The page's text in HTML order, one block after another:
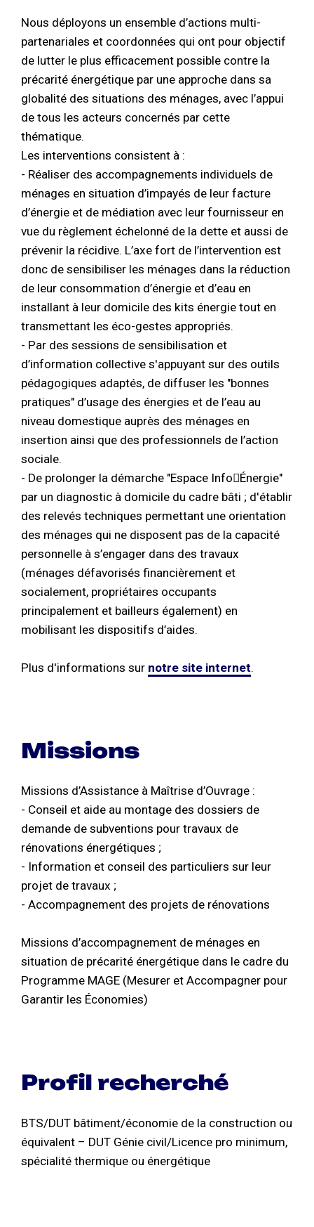
Nous déployons un ensemble d’actions multi-
partenariales et coordonnées qui ont pour objectif
de lutter le plus efficacement possible contre la
précarité énergétique par une approche dans sa
globalité des situations des ménages, avec l’appui
de tous les acteurs concernés par cette
thématique.
Les interventions consistent à :
- Réaliser des accompagnements individuels de
ménages en situation d’impayés de leur facture
d’énergie et de médiation avec leur fournisseur en
vue du règlement échelonné de la dette et aussi de
prévenir la récidive. L’axe fort de l’intervention est
donc de sensibiliser les ménages dans la réduction
de leur consommation d’énergie et d’eau en
installant à leur domicile des kits énergie tout en
transmettant les éco-gestes appropriés.
- Par des sessions de sensibilisation et
d’information collective s'appuyant sur des outils
pédagogiques adaptés, de diffuser les "bonnes
pratiques" d’usage des énergies et de l’eau au
niveau domestique auprès des ménages en
insertion ainsi que des professionnels de l’action
sociale.
- De prolonger la démarche "Espace InfoÉnergie"
par un diagnostic à domicile du cadre bâti ; d'établir
des relevés techniques permettant une orientation
des ménages qui ne disposent pas de la capacité
personnelle à s’engager dans des travaux
(ménages défavorisés financièrement et
socialement, propriétaires occupants
principalement et bailleurs également) en
mobilisant les dispositifs d’aides.
Plus d'informations sur notre site internet.
Missions
Missions d’Assistance à Maîtrise d’Ouvrage :
- Conseil et aide au montage des dossiers de
demande de subventions pour travaux de
rénovations énergétiques ;
- Information et conseil des particuliers sur leur
projet de travaux ;
- Accompagnement des projets de rénovations
Missions d’accompagnement de ménages en
situation de précarité énergétique dans le cadre du
Programme MAGE (Mesurer et Accompagner pour
Garantir les Économies)
Profil recherché
BTS/DUT bâtiment/économie de la construction ou
équivalent – DUT Génie civil/Licence pro minimum,
spécialité thermique ou énergétique